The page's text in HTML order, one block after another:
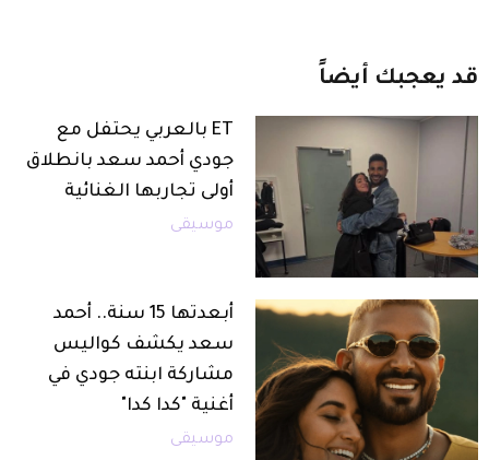
قد يعجبك أيضاً
ET بالعربي يحتفل مع
جودي أحمد سعد بانطلاق
أولى تجاربها الغنائية
موسيقى
أبعدتها 15 سنة.. أحمد
سعد يكشف كواليس
مشاركة ابنته جودي في
أغنية "كدا كدا"
موسيقى